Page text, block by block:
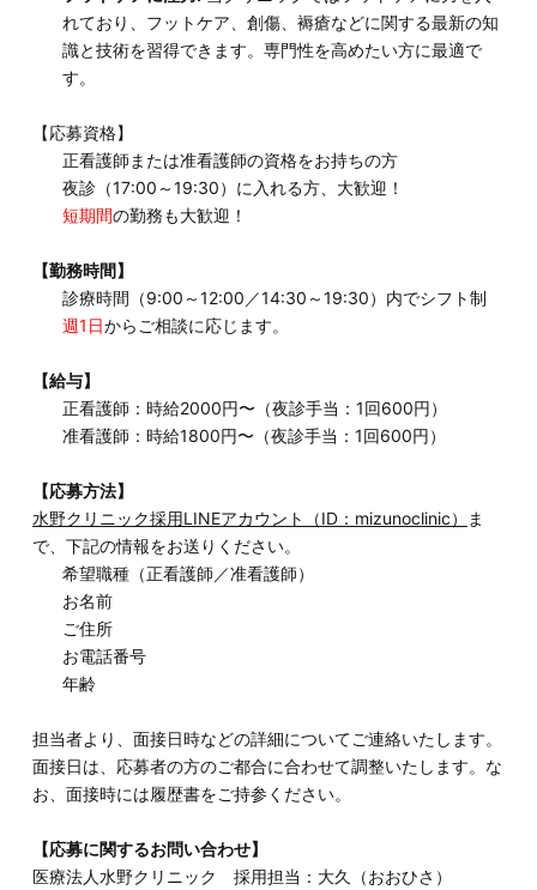
れており、フットケア、創傷、褥瘡などに関する最新の知
識と技術を習得できます。専門性を高めたい方に最適で
す。
【応募資格】
正看護師または准看護師の資格をお持ちの方
夜診（17:00～19:30）に入れる方、大歓迎！
短期間の勤務も大歓迎！
【勤務時間】
診療時間（9:00～12:00／14:30～19:30）内でシフト制
週1日からご相談に応じます。
【給与】
正看護師：時給2000円〜（夜診手当：1回600円）
准看護師：時給1800円〜（夜診手当：1回600円）
【応募方法】
水野クリニック採用LINEアカウント（ID：mizunoclinic）
ま
で、下記の情報をお送りください。
希望職種（正看護師／准看護師）
お名前
ご住所
お電話番号
年齢
担当者より、面接日時などの詳細についてご連絡いたします。
面接日は、応募者の方のご都合に合わせて調整いたします。な
お、面接時には履歴書をご持参ください。
【応募に関するお問い合わせ】
医療法人水野クリニック 採用担当：大久（おおひさ）